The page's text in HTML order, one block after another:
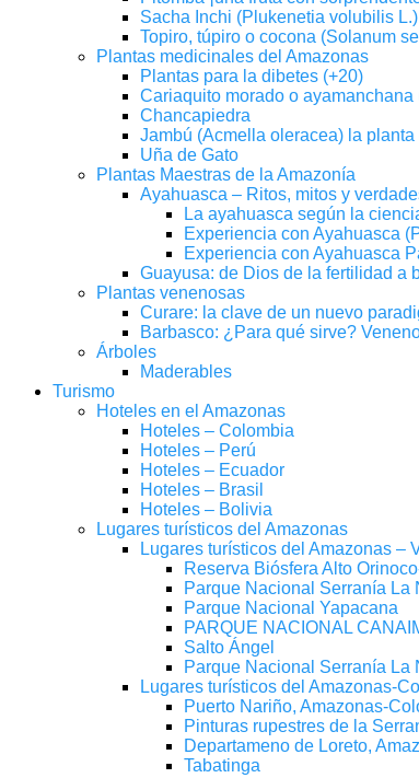
Sacha Inchi (Plukenetia volubilis
Topiro, túpiro o cocona (Solanum
Plantas medicinales del Amazonas
Plantas para la dibetes (+20)
Cariaquito morado o ayamanchana
Chancapiedra
Jambú (Acmella oleracea) la
Uña de Gato
Plantas Maestras de la Amazonía
Ayahuasca – Ritos, mitos y
La ayahuasca según la
Experiencia con Ayahuasca
Experiencia con Ayahuasca
Guayusa: de Dios de la fertilidad a
Plantas venenosas
Curare: la clave de un nuevo
Barbasco: ¿Para qué sirve?
Árboles
Maderables
Turismo
Hoteles en el Amazonas
Hoteles – Colombia
Hoteles – Perú
Hoteles – Ecuador
Hoteles – Brasil
Hoteles – Bolivia
Lugares turísticos del Amazonas
Lugares turísticos del Amazonas –
Reserva Biósfera Alto
Parque Nacional Serranía La
Parque Nacional Yapacana
PARQUE NACIONAL
Salto Ángel
Parque Nacional Serranía La
Lugares turísticos del Amazonas-
Puerto Nariño, Amazonas-
Pinturas rupestres de la
Departameno de Loreto,
Tabatinga